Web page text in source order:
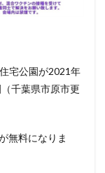
宅公園が2021年
千葉県市原市更
無料になりま